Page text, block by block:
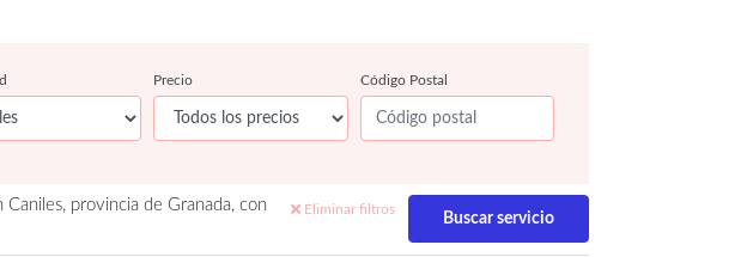
Precio Código Postal
provincia de Granada, con
Eliminar filtros